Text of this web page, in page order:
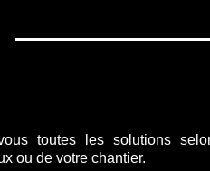
toutes les solutions
ou de votre chantier.